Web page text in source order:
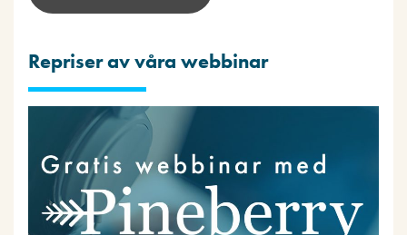
Repriser av våra webbinar